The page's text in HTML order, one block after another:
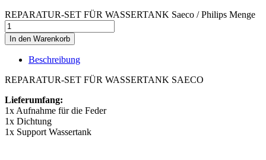
REPARATUR-SET FÜR WASSERTANK Saeco / Philips Menge
In den Warenkorb
Beschreibung
REPARATUR-SET FÜR WASSERTANK SAECO
Lieferumfang:
1x Aufnahme für die Feder
1x Dichtung
1x Support Wassertank